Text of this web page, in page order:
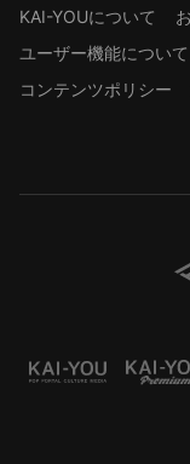
KAI-YOUについて
ユーザー機能について
コンテンツポリシー